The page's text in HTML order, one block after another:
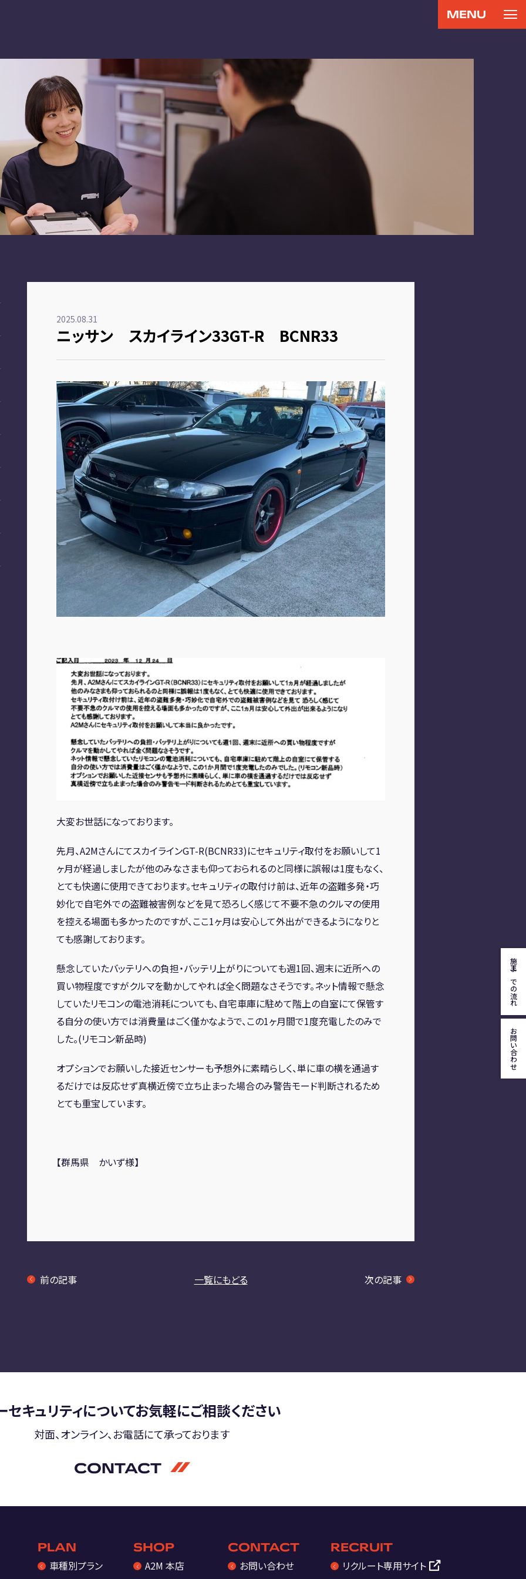
2025.08.31
ニッサン スカイライン33GT-R BCNR33
大変お世話になっております。
先月、A2MさんにてスカイラインGT-R(BCNR33)にセキュリティ取付をお願いして1
ヶ月が経過しましたが他のみなさまも仰っておられるのと同様に誤報は1度もなく、
とても快適に使用できております。セキュリティの取付け前は、近年の盗難多発・巧
妙化で自宅外での盗難被害例などを見て恐ろしく感じて不要不急のクルマの使用
を控える場面も多かったのですが、ここ1ヶ月は安心して外出ができるようになりと
ても感謝しております。
懸念していたバッテリへの負担・バッテリ上がりについても週1回、週末に近所への
買い物程度ですがクルマを動かしてやれば全く問題なさそうです。ネット情報で懸念
していたリモコンの電池消耗についても、自宅車庫に駐めて階上の自室にて保管す
る自分の使い方では消費量はごく僅かなようで、この1ヶ月間で1度充電したのみで
した。(リモコン新品時)
オプションでお願いした接近センサーも予想外に素晴らしく、単に車の横を通過す
るだけでは反応せず真横近傍で立ち止まった場合のみ警告モード判断されるため
とても重宝しています。
【群馬県 かいず様】
前の記事 一覧にもどる 次の記事
セキュリティについてお気軽にご相談ください
対面、オンライン、お電話にて承っております
CONTACT
PLAN
車種別プラン
SHOP
A2M 本店
CONTACT
お問い合わせ
RECRUIT
リクルート専用サイト
MENU
施工までの流れ
お問い合わせ
車種別プラン
A2M 本店
A2M 仙台
A2M 宇都宮
A2M 愛知
A2M USC
アップデート
サポートセンター
A2M 横浜
お問い合わせ
リクルート